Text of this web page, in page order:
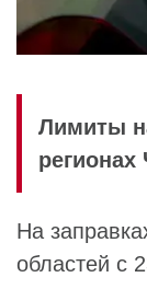
Лимиты
На
областей с